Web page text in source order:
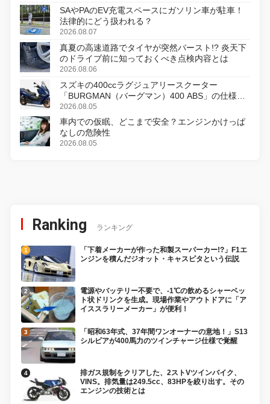
SAやPAのEV充電スペースにガソリン車が駐車！
法律的にどう扱われる？
2026.08.07
真夏の高速道路でタイヤが突然バースト!? 炎天下
のドライブ前に知っておくべき点検内容とは
2026.08.06
スズキの400ccラグジュアリースクーター
「BURGMAN（バーグマン）400 ABS」の仕様を
変更し、8月18日に発売
2026.08.05
車内での仮眠、どこまで安全？エンジンかけっぱ
なしの危険性
2026.08.05
Ranking ランキング
「下着メーカーが作った和製スーパーカー!?」F1エ
ンジンを積んだジオット・キャスピタという伝説
電源やバッテリー不要で、-1℃の飲めるシャーベッ
ト状ドリンクを生成。現場作業やアウトドアに「ア
イススラリーメーカー」が便利！
「昭和63年式、37年間ワンオーナーの意地！」S13
シルビアが400馬力のツインチャージ仕様で覚醒
排ガス規制をクリアした、2ストVツインバイク、
VINS。排気量は249.5cc、83HPを絞り出す。その
エンジンの技術とは